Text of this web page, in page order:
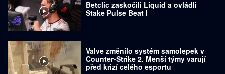
Betclic zaskočili Liquid a ovládli
Stake Pulse Beat I
Valve změnilo systém samolepek v
Counter-Strike 2. Menší týmy varují
před krizí celého esportu